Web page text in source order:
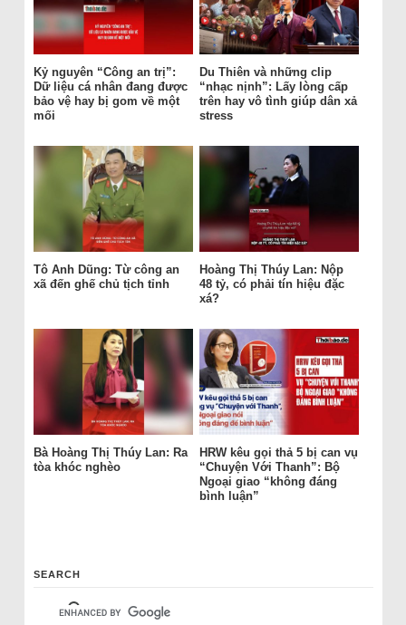
Kỷ nguyên “Công an trị”:
Dữ liệu cá nhân đang được
bảo vệ hay bị gom về một
mối
Du Thiên và những clip
“nhạc nịnh”: Lấy lòng cấp
trên hay vô tình giúp dân xả
stress
Tô Anh Dũng: Từ công an
xã đến ghế chủ tịch tỉnh
Hoàng Thị Thúy Lan: Nộp
48 tỷ, có phải tín hiệu đặc
xá?
Bà Hoàng Thị Thúy Lan: Ra
tòa khóc nghèo
HRW kêu gọi thả 5 bị can vụ
“Chuyện Với Thanh”: Bộ
Ngoại giao “không đáng
bình luận”
SEARCH